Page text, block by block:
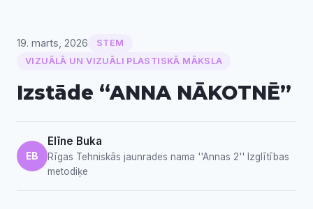
19. marts, 2026
STEM
VIZUĀLĀ UN VIZUĀLI PLASTISKĀ MĀKSLA
Izstāde “ANNA NĀKOTNĒ”
EB
Elīne Buka
Rīgas Tehniskās jaunrades nama ''Annas 2'' Izglītības
metodiķe